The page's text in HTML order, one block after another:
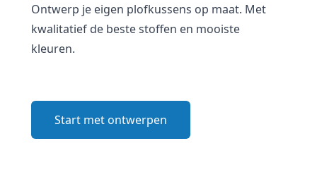
Ontwerp je eigen plofkussens op maat. Met
kwalitatief de beste stoffen en mooiste
kleuren.
Start met ontwerpen